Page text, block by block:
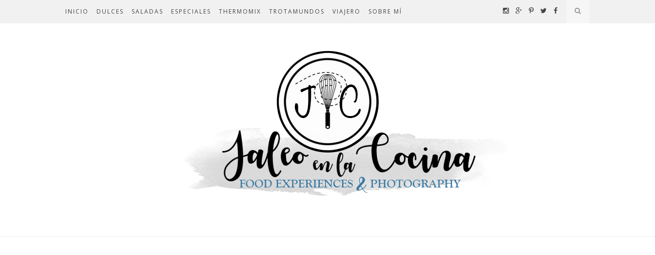
INICIO DULCES SALADAS ESPECIALES THERMOMIX TROTAMUNDOS VIAJERO SOBRE MÍ